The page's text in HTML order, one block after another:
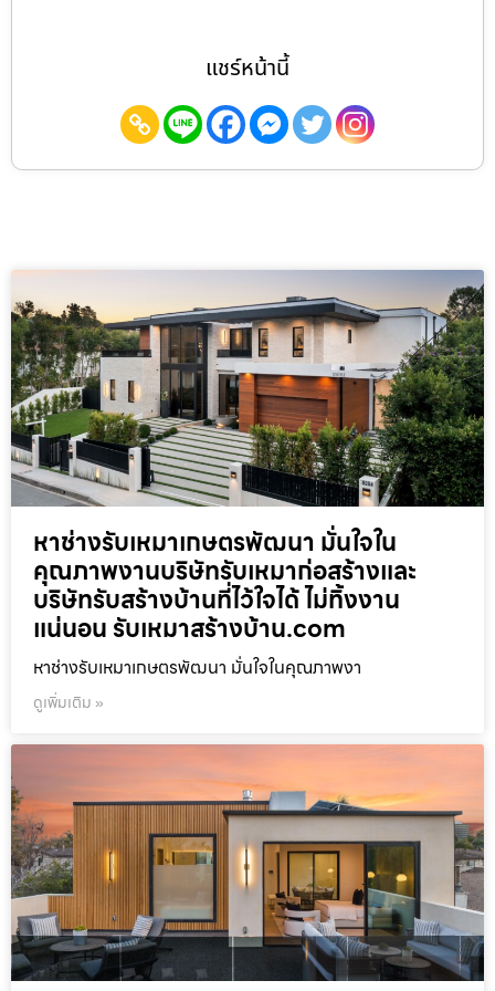
แชร์หน้านี้
หาช่างรับเหมาเกษตรพัฒนา มั่นใจใน
คุณภาพงานบริษัทรับเหมาก่อสร้างและ
บริษัทรับสร้างบ้านที่ไว้ใจได้ ไม่ทิ้งงาน
แน่นอน รับเหมาสร้างบ้าน.com
หาช่างรับเหมาเกษตรพัฒนา มั่นใจในคุณภาพงา
ดูเพิ่มเติม »